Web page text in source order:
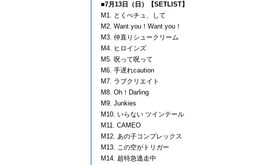
■7月13日（日）【SETLIST】
M1. とくべチュ、して
M2. Want you！Want you！
M3. 仲直りシュークリーム
M4. ヒロインズ
M5. 呪って呪って
M6. 手遅れcaution
M7. ラブクリエイト
M8. Oh！Darling
M9. Junkies
M10. いらない ツインテール
M11. CAMEO
M12. あの子コンプレックス
M13. この空がトリガー
M14. 超特急逃走中